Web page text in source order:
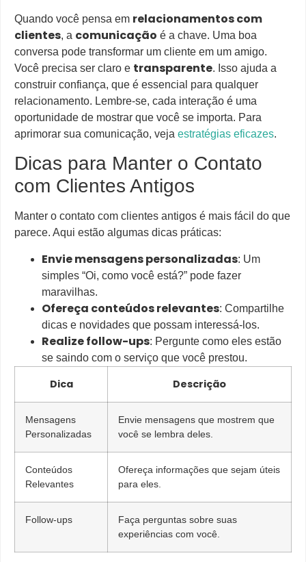
Quando você pensa em relacionamentos com
clientes, a comunicação é a chave. Uma boa
conversa pode transformar um cliente em um amigo.
Você precisa ser claro e transparente. Isso ajuda a
construir confiança, que é essencial para qualquer
relacionamento. Lembre-se, cada interação é uma
oportunidade de mostrar que você se importa. Para
aprimorar sua comunicação, veja estratégias eficazes.
Dicas para Manter o Contato
com Clientes Antigos
Manter o contato com clientes antigos é mais fácil do que
parece. Aqui estão algumas dicas práticas:
Envie mensagens personalizadas: Um
simples “Oi, como você está?” pode fazer
maravilhas.
Ofereça conteúdos relevantes: Compartilhe
dicas e novidades que possam interessá-los.
Realize follow-ups: Pergunte como eles estão
se saindo com o serviço que você prestou.
Dica Descrição
Mensagens
Personalizadas
Envie mensagens que mostrem que
você se lembra deles.
Conteúdos
Relevantes
Ofereça informações que sejam úteis
para eles.
Follow-ups
Faça perguntas sobre suas
experiências com você.